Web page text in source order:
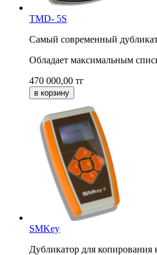
TMD- 5S
Самый современный
Обладает максимальным
470 000,00 тг
SMKey
Дубликатор для